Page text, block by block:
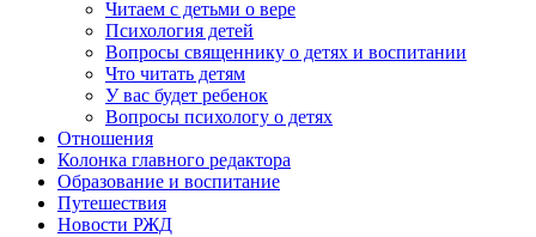
Читаем с детьми о вере
Психология детей
Вопросы священнику о детях и воспитании
Что читать детям
У вас будет ребенок
Вопросы психологу о детях
Отношения
Колонка главного редактора
Образование и воспитание
Путешествия
Новости РЖД